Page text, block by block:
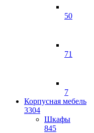
50
71
7
Корпусная мебель
3304
Шкафы
845